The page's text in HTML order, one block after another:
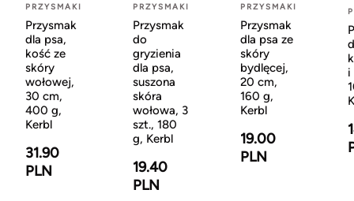
PRZYSMAKI
Przysmak
dla psa,
kość ze
skóry
wołowej,
30 cm,
400 g,
Kerbl
31.90
PLN
PRZYSMAKI
Przysmak
do
gryzienia
dla psa,
suszona
skóra
wołowa, 3
szt., 180
g, Kerbl
19.40
PLN
PRZYSMAKI
Przysmak
dla psa ze
skóry
bydlęcej,
20 cm,
160 g,
Kerbl
19.00
PLN
i